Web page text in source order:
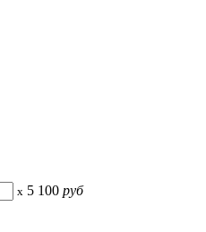
x 5 100 руб